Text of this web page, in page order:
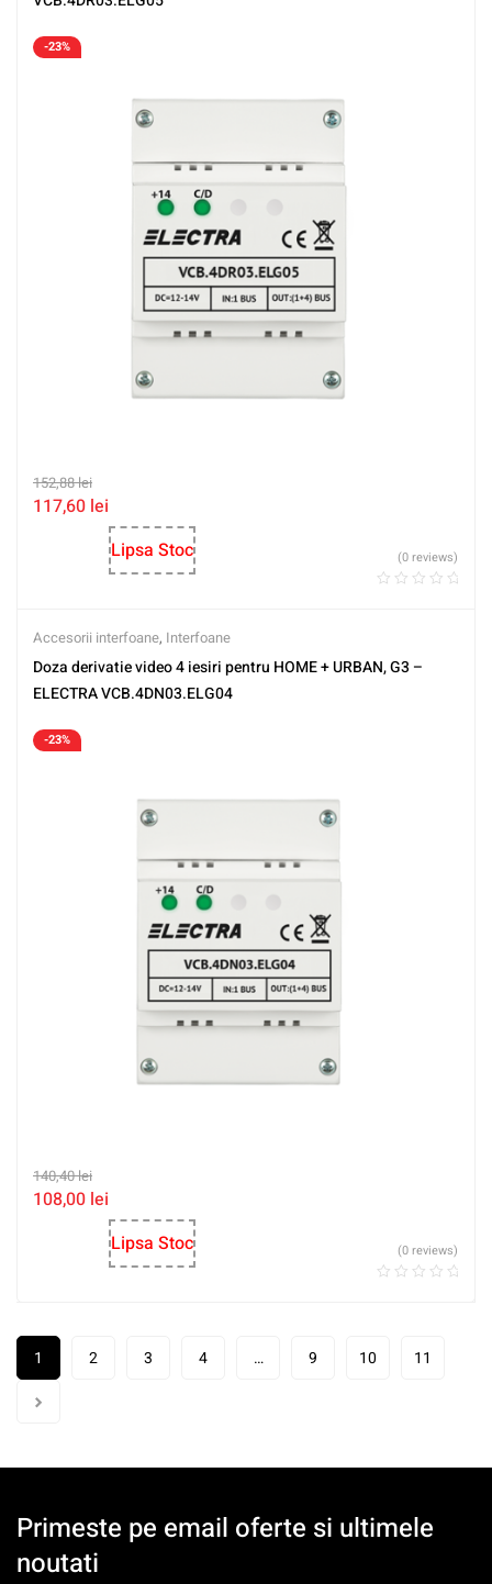
-23%
152,88lei
117,60 lei
Lipsa Stoc
(0 reviews)
Accesorii interfoane, Interfoane
Doza derivatie video 4 iesiri pentru HOME + URBAN, G3 –
ELECTRA VCB.4DN03.ELG04
-23%
140,40lei
108,00 lei
Lipsa Stoc
(0 reviews)
1 2 3 4 … 9 10 11
Primeste pe email oferte si ultimele
noutati